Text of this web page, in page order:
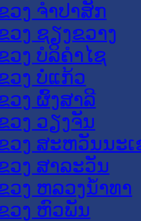
ວງ ຈໍາປາສັກ
ວງ ຊຽງຂວາງ
ວງ ບໍລິຄໍາໄຊ
ວງ ບໍ່ແກ້ວ
ວງ ຜົ້ງສາລີ
ວງ ວຽງຈັນ
ວງ ສະຫວັນນະ
ວງ ສາລະວັນ
ວງ ຫລວງນໍ້າທາ
ວງ ຫົວພັນ